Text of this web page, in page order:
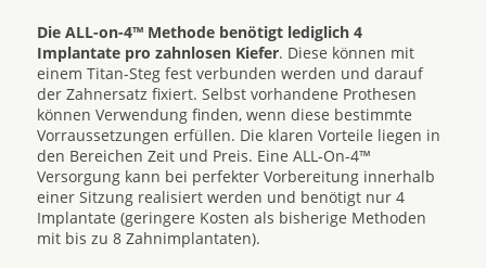
Die ALL-on-4™ Methode benötigt lediglich 4
Implantate pro zahnlosen Kiefer. Diese können mit
einem Titan-Steg fest verbunden werden und darauf
der Zahnersatz fixiert. Selbst vorhandene Prothesen
können Verwendung finden, wenn diese bestimmte
Vorraussetzungen erfüllen. Die klaren Vorteile liegen in
den Bereichen Zeit und Preis. Eine ALL-On-4™
Versorgung kann bei perfekter Vorbereitung innerhalb
einer Sitzung realisiert werden und benötigt nur 4
Implantate (geringere Kosten als bisherige Methoden
mit bis zu 8 Zahnimplantaten).